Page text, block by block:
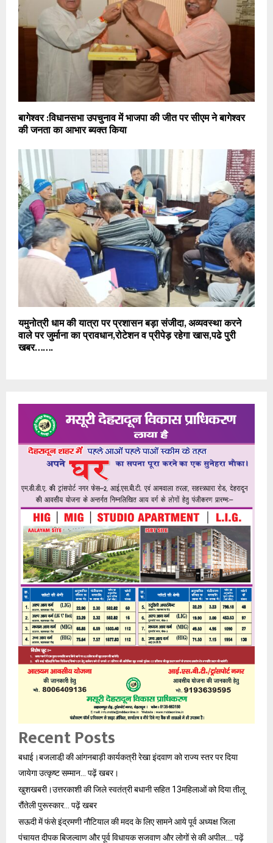
बागेश्वर :विधानसभा उपचुनाव में भाजपा की जीत पर सीएम ने बागेश्वर
की जनता का आभार ब्यक्त किया
यमुनोत्री धाम की यात्रा पर प्रशासन बड़ा संजीदा, अव्यवस्था करने
वाले पर जुर्माना का प्रावधान,रोटेशन व प्रीपेड़ रहेगा खास,पढे पुरी
खबर…….
Recent Posts
बधाई।बजलाडी़ की आंगनबाड़ी कार्यकत्री रेखा इंदवाण को राज्य स्तर पर दिया
जायेगा उत्कृष्ट सम्मान… पढ़ें खबर।
खुशखबरी।उत्तरकाशी की जिले स्वतंत्री बधानी सहित 13महिलाओं को दिया तीलू
रौंतेली पुरूस्कार… पढ़ें खबर
सऊदी में फंसे इंद्रमणी नौटियाल की मदद के लिए सामने आये पूर्व अध्यक्ष जिला
पंचायत दीपक बिजल्वाण और पूर्व विधायक सजवाण और लोगों से की अपील…. पढ़ें